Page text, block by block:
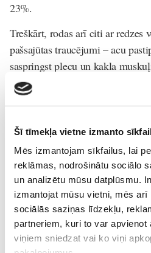
Šī tīmekļa vietne izmanto
Mēs izmantojam sīkfailus, lai
reklāmas, nodrošinātu sociālo
un analizētu mūsu datplūsmu.
izmantojat mūsu vietni, mēs
sociālās saziņas līdzekļu,
partneriem, kuri to var
viņiem sniedzat vai ko viņi
23%.
Treškārt, rodas arī citi ar redzes
pašsajūtas traucējumi – acu
saspringst plecu un kakla
adekvāta smadzeņu apasiņošana
Svarīgi saprast, ka atbilstoši
straujāk un dažādi “alternatīvi”
Proti, miopijas gadījumā
redzes “treniņi” un acs muskuļu
“notrenēt nost” nav iespējams.
redzes pasliktināšanos rada acs
optiskās sistēmas (radzenes vai
savukārt redzes treniņi spēj
darbību vai abu acu sadarbību,